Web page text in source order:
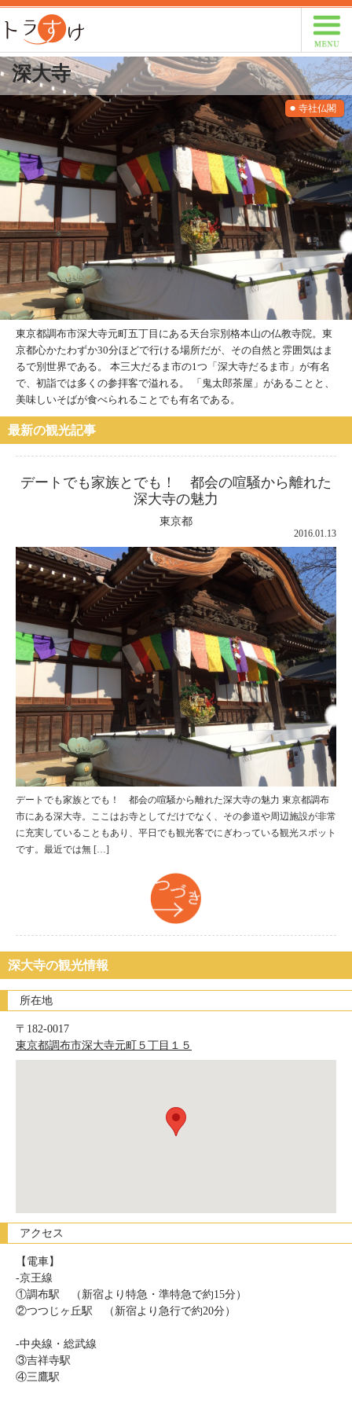
深大寺
寺社仏閣
東京都調布市深大寺元町五丁目にある天台宗別格本山の仏教寺院。東
京都心かたわずか30分ほどで行ける場所だが、その自然と雰囲気はま
るで別世界である。 本三大だるま市の1つ「深大寺だるま市」が有名
で、初詣では多くの参拝客で溢れる。 「鬼太郎茶屋」があることと、
美味しいそばが食べられることでも有名である。
最新の観光記事
デートでも家族とでも！ 都会の喧騒から離れた
深大寺の魅力
東京都
2016.01.13
デートでも家族とでも！ 都会の喧騒から離れた深大寺の魅力 東京都調布
市にある深大寺。ここはお寺としてだけでなく、その参道や周辺施設が非常
に充実していることもあり、平日でも観光客でにぎわっている観光スポット
です。最近では無 […]
深大寺の観光情報
所在地
〒182-0017
東京都調布市深大寺元町５丁目１５
アクセス
【電車】
-京王線
①調布駅 （新宿より特急・準特急で約15分）
②つつじヶ丘駅 （新宿より急行で約20分）
-中央線・総武線
③吉祥寺駅
④三鷹駅